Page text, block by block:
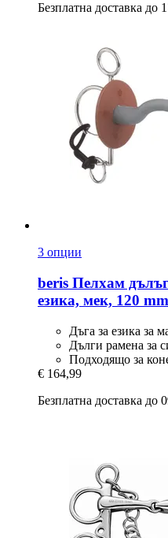
Безплатна доставка до
3 опции
beris Пелхам
езика, мек, 120 mm
Дъга за езика за
Дълги рамена за
Подходящо за
€ 164,99
Безплатна доставка до